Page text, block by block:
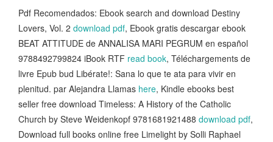
Pdf Recomendados: Ebook search and download Destiny
Lovers, Vol. 2 download pdf, Ebook gratis descargar ebook
BEAT ATTITUDE de ANNALISA MARI PEGRUM en español
9788492799824 iBook RTF read book, Téléchargements de
livre Epub bud Libérate!: Sana lo que te ata para vivir en
plenitud. par Alejandra Llamas here, Kindle ebooks best
seller free download Timeless: A History of the Catholic
Church by Steve Weidenkopf 9781681921488 download pdf,
Download full books online free Limelight by Solli Raphael